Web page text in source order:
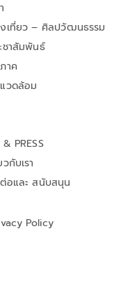
เที่ยว – ศิลปวัฒนธรรม
ชาสัมพันธ์
าค
วดล้อม
& PRESS
วกับเรา
อและ สนับสนุน
Policy